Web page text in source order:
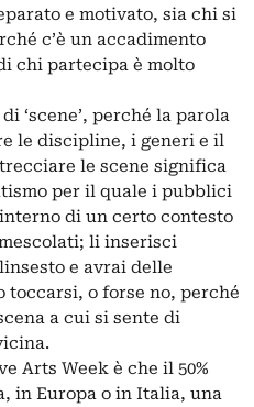
e motivato, sia chi si
c’è un accadimento
chi partecipa è molto
‘scene’, perché la parola
le discipline, i generi e il
le scene significa
per il quale i pubblici
di un certo contesto
li inserisci
e avrai delle
toccarsi, o forse no, perché
a cui si sente di
Arts Week è che il 50%
in Europa o in Italia, una